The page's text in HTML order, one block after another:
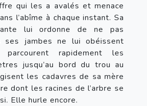
qui les a avalés et menace
l’abîme à chaque instant. Sa
lui ordonne de ne pas
ses jambes ne lui obéissent
rapidement les
jusqu’au bord du trou au
les cadavres de sa mère
dont les racines de l’arbre se
Elle hurle encore.